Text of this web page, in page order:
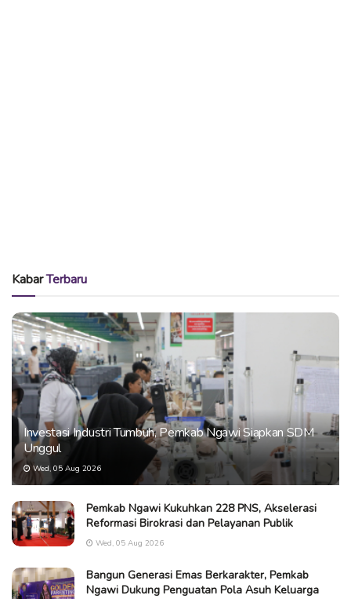
KabarTerbaru
Investasi Industri Tumbuh, Pemkab Ngawi Siapkan SDM
Unggul
Wed, 05 Aug 2026
Pemkab Ngawi Kukuhkan 228 PNS, Akselerasi
Reformasi Birokrasi dan Pelayanan Publik
Wed, 05 Aug 2026
Bangun Generasi Emas Berkarakter, Pemkab
Ngawi Dukung Penguatan Pola Asuh Keluarga